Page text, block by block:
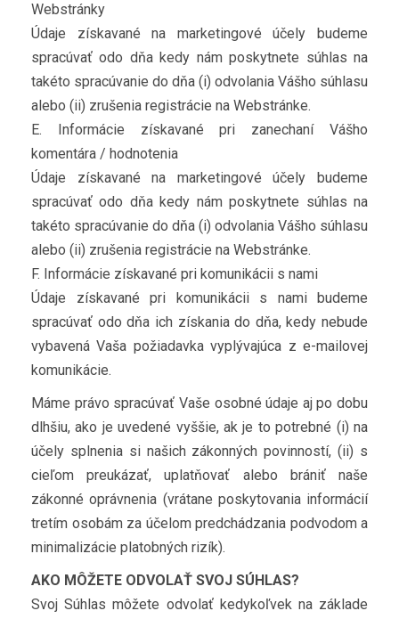
Webstránky
Údaje získavané na marketingové účely budeme
spracúvať odo dňa kedy nám poskytnete súhlas na
takéto spracúvanie do dňa (i) odvolania Vášho súhlasu
alebo (ii) zrušenia registrácie na Webstránke.
E. Informácie získavané pri zanechaní Vášho
komentára / hodnotenia
Údaje získavané na marketingové účely budeme
spracúvať odo dňa kedy nám poskytnete súhlas na
takéto spracúvanie do dňa (i) odvolania Vášho súhlasu
alebo (ii) zrušenia registrácie na Webstránke.
F. Informácie získavané pri komunikácii s nami
Údaje získavané pri komunikácii s nami budeme
spracúvať odo dňa ich získania do dňa, kedy nebude
vybavená Vaša požiadavka vyplývajúca z e-mailovej
komunikácie.
Máme právo spracúvať Vaše osobné údaje aj po dobu
dlhšiu, ako je uvedené vyššie, ak je to potrebné (i) na
účely splnenia si našich zákonných povinností, (ii) s
cieľom preukázať, uplatňovať alebo brániť naše
zákonné oprávnenia (vrátane poskytovania informácií
tretím osobám za účelom predchádzania podvodom a
minimalizácie platobných rizík).
AKO MÔŽETE ODVOLAŤ SVOJ SÚHLAS?
Svoj Súhlas môžete odvolať kedykoľvek na základe